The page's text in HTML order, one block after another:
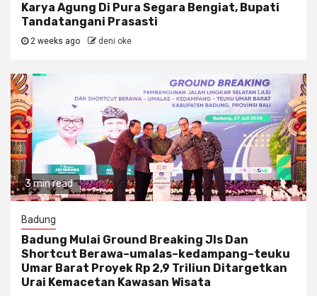
Karya Agung Di Pura Segara Bengiat, Bupati
Tandatangani Prasasti
2 weeks ago deni oke
3 min read
Badung
Badung Mulai Ground Breaking Jls Dan
Shortcut Berawa–umalas–kedampang–teuku
Umar Barat Proyek Rp 2,9 Triliun Ditargetkan
Urai Kemacetan Kawasan Wisata